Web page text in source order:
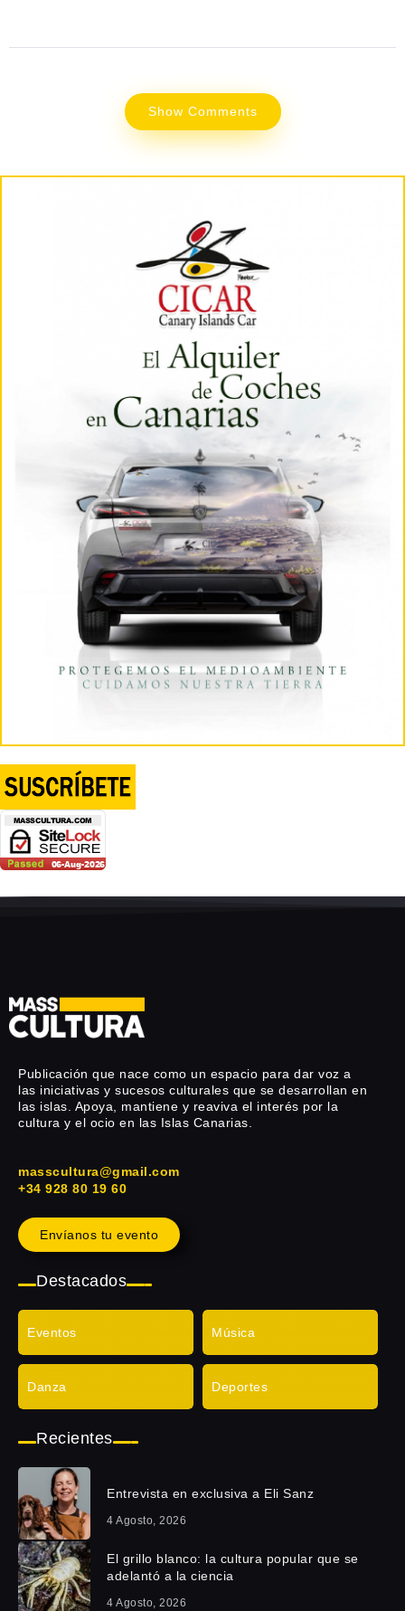
Show Comments
Publicación que nace como un espacio para dar voz a
las iniciativas y sucesos culturales que se desarrollan en
las islas. Apoya, mantiene y reaviva el interés por la
cultura y el ocio en las Islas Canarias.
masscultura@gmail.com
+34 928 80 19 60
Envíanos tu evento
Destacados
Eventos Música
Danza Deportes
Recientes
Entrevista en exclusiva a Eli Sanz
4 Agosto, 2026
El grillo blanco: la cultura popular que se
adelantó a la ciencia
4 Agosto, 2026